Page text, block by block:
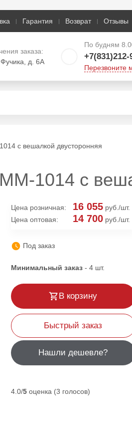
Гарантия Возврат Отзывы
заказа:
д. 6А
По будням
+7(831)212-
Перезвоните
с вешалкой двусторонняя
1014 с
Цена розничная: 16 055руб./шт.
Цена оптовая:
14 700руб./шт.
Под заказ
Минимальный заказ- 4 шт.
В корзину
Быстрый заказ
Нашли дешевле?
4.0/5оценка (3 голосов)